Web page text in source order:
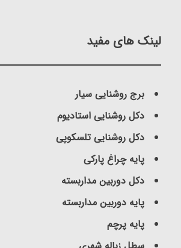
لینک های مفید
برج روشنایی سیار
دکل روشنایی استادیوم
دکل روشنایی تلسکوپی
پایه چراغ پارکی
دکل دوربین مداربسته
پایه دوربین مداربسته
پایه پرچم